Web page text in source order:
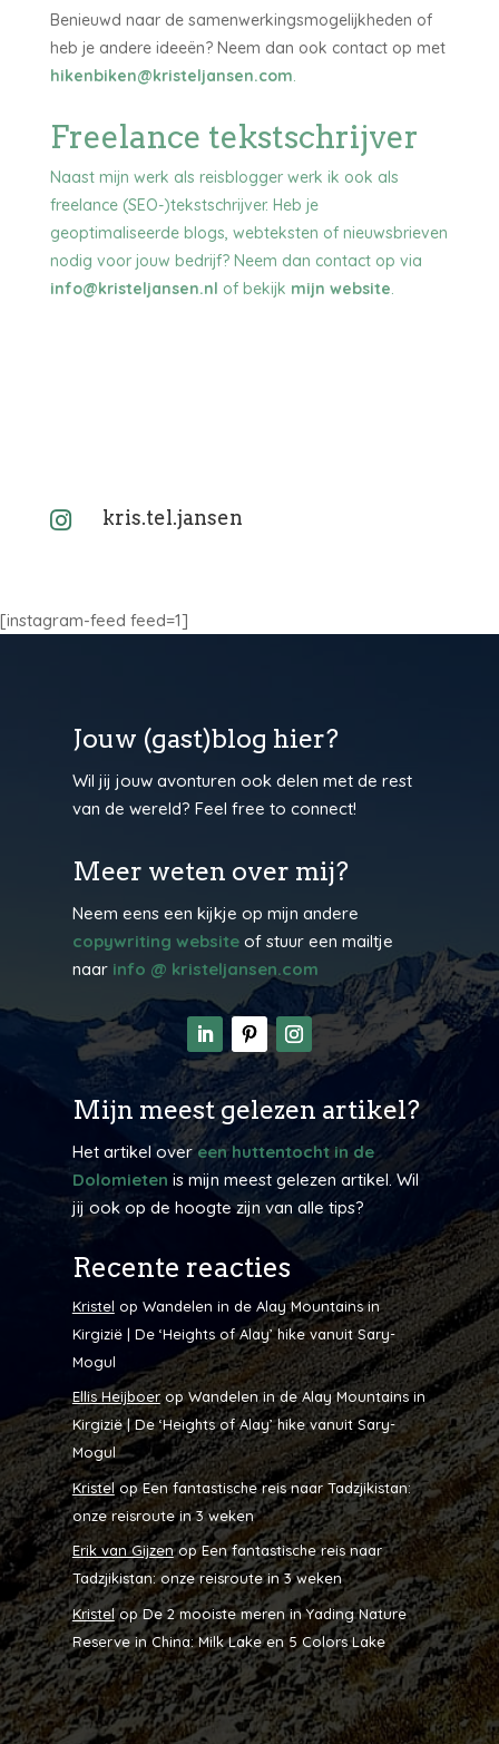
Benieuwd naar de samenwerkingsmogelijkheden of
heb je andere ideeën? Neem dan ook contact op met
hikenbiken@kristeljansen.com.
Freelance tekstschrijver
Naast mijn werk als reisblogger werk ik ook als
freelance (SEO-)tekstschrijver. Heb je
geoptimaliseerde blogs, webteksten of nieuwsbrieven
nodig voor jouw bedrijf? Neem dan contact op via
info@kristeljansen.nl of bekijk mijn website.
 kris.tel.jansen
[instagram-feed feed=1]
Jouw (gast)blog hier?
Wil jij jouw avonturen ook delen met de rest
van de wereld? Feel free to connect!
Meer weten over mij?
Neem eens een kijkje op mijn andere
copywriting websiteof stuur een mailtje
naar info @ kristeljansen.com
Mijn meest gelezen artikel?
Het artikel overeen huttentocht in de
Dolomieten is mijn meest gelezen artikel. Wil
jij ook op de hoogte zijn van alle tips?
Recente reacties
Kristel op Wandelen in de Alay Mountains in
Kirgizië | De ‘Heights of Alay’ hike vanuit Sary-
Mogul
Ellis Heijboerop Wandelen in de Alay Mountains in
Kirgizië | De ‘Heights of Alay’ hike vanuit Sary-
Mogul
KristelopEen fantastische reis naar Tadzjikistan:
onze reisroute in 3 weken
Erik van GijzenopEen fantastische reis naar
Tadzjikistan: onze reisroute in 3 weken
KristelopDe 2 mooiste meren in Yading Nature
Reserve in China: Milk Lake en 5 Colors Lake